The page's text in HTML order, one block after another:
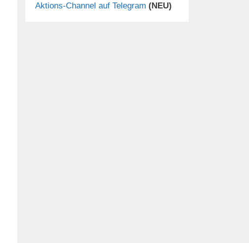
Aktions-Channel auf Telegram (NEU)